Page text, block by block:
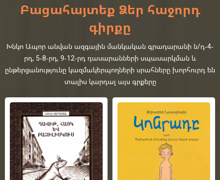
Բացահայտեք Ձեր հաջորդ
գիրքը
Խնկո Ապոր անվան ազգային մանկական գրադարանի ն/դ-4-
րդ, 5-8-րդ, 9-12-րդ դասարանների սպասարկման և
ընթերցանությունը կազմակերպողների սրահները խորհուրդ են
տալիս կարդալ այս գրքերը